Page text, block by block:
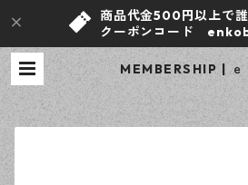
商品代金500円以上で
クーポンコード
MEMBERSHIP | ｅ